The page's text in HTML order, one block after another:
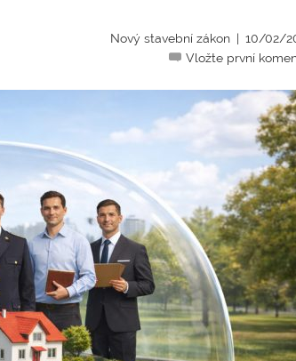
10/02/
Nový stavební zákon
Vložte první